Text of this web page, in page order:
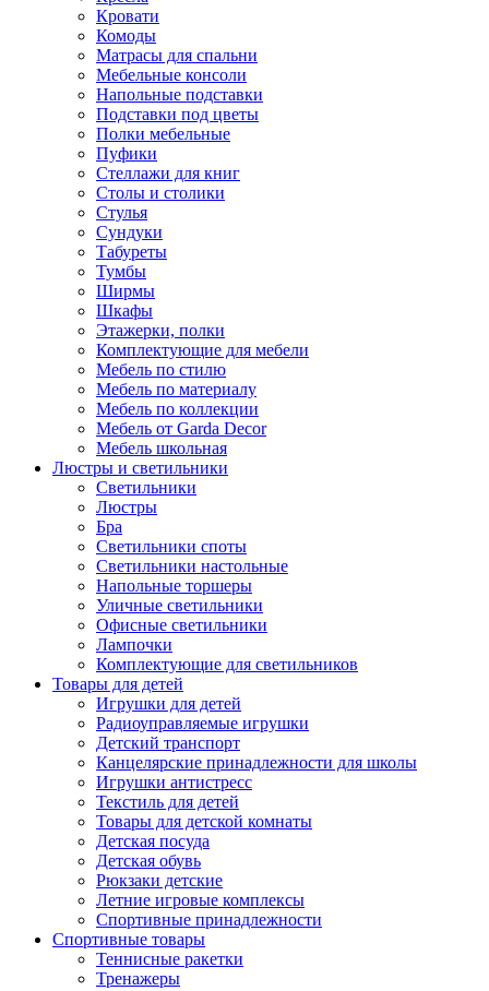
Кровати
Комоды
Матрасы для спальни
Мебельные консоли
Напольные подставки
Подставки под цветы
Полки мебельные
Пуфики
Стеллажи для книг
Столы и столики
Стулья
Сундуки
Табуреты
Тумбы
Ширмы
Шкафы
Этажерки, полки
Комплектующие для мебели
Мебель по стилю
Мебель по материалу
Мебель по коллекции
Мебель от Garda Decor
Мебель школьная
Люстры и светильники
Светильники
Люстры
Бра
Светильники споты
Светильники настольные
Напольные торшеры
Уличные светильники
Офисные светильники
Лампочки
Комплектующие для светильников
Товары для детей
Игрушки для детей
Радиоуправляемые игрушки
Детский транспорт
Канцелярские принадлежности для школы
Игрушки антистресс
Текстиль для детей
Товары для детской комнаты
Детская посуда
Детская обувь
Рюкзаки детские
Летние игровые комплексы
Спортивные принадлежности
Спортивные товары
Теннисные ракетки
Тренажеры